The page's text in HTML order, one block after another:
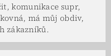
komunikace supr,
má můj obdiv,
zákazníků.